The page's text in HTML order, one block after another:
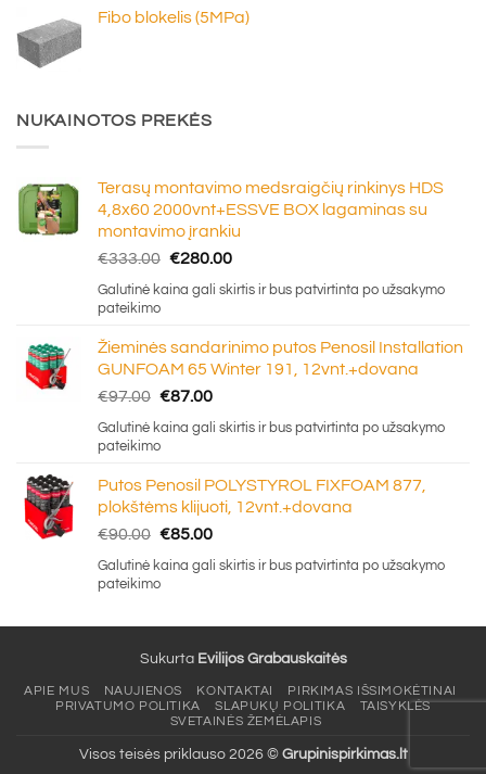
€6.20
Fibo blokelis (5MPa)
NUKAINOTOS PREKĖS
Terasų montavimo medsraigčių rinkinys HDS
4,8x60 2000vnt+ESSVE BOX lagaminas su
montavimo įrankiu
€333.00 Original
price
was:
€280.00Current
price
Galutinė kaina gali skirtis ir bus patvirtinta po užsakymo
pateikimo
Žieminės sandarinimo putos Penosil Installation
GUNFOAM 65 Winter 191, 12vnt.+dovana
€97.00 Original
price
was:
€87.00Current
price
Galutinė kaina gali skirtis ir bus patvirtinta po užsakymo
pateikimo
Putos Penosil POLYSTYROL FIXFOAM 877,
plokštėms klijuoti, 12vnt.+dovana
€90.00 Original
price
was:
€85.00Current
price
Galutinė kaina gali skirtis ir bus patvirtinta po užsakymo
pateikimo
Sukurta Evilijos Grabauskaitės
APIE MUS NAUJIENOS KONTAKTAI
PIRKIMAS IŠSIMOKĖTINAI
PRIVATUMO POLITIKA
SLAPUKŲ POLITIKA
TAISYKLĖS
SVETAINĖS ŽEMĖLAPIS
Visos teisės priklauso 2026 © Grupinispirkimas.lt